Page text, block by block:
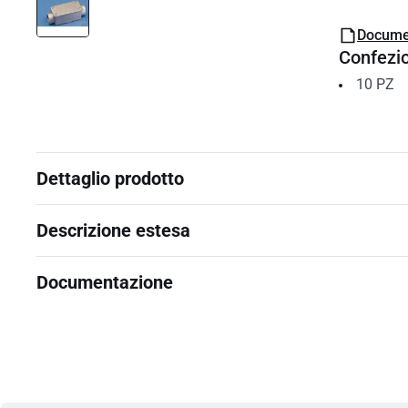
10 PZ
Dettaglio prodotto
Descrizione estesa
Documentazione